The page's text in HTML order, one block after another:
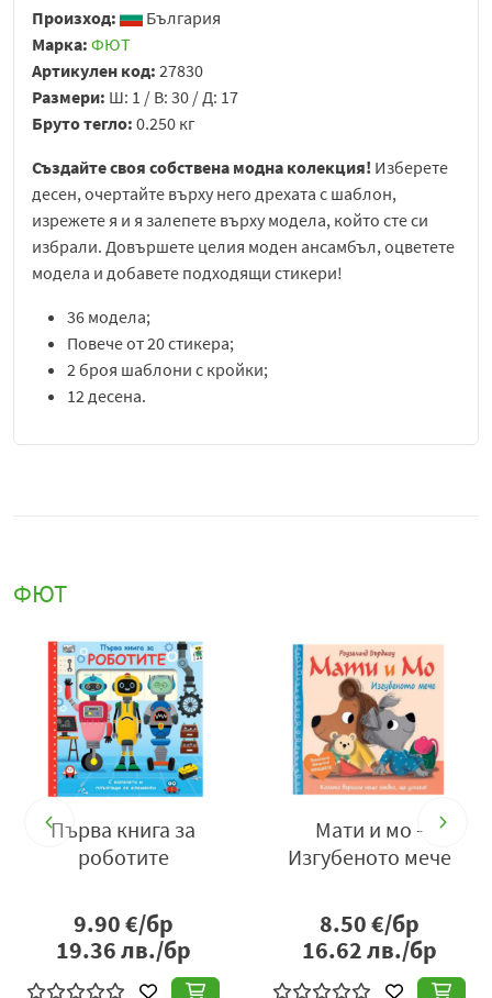
Произход:
България
Марка: ФЮТ
Артикулен код: 27830
Размери: Ш: 1 / В: 30 / Д: 17
Бруто тегло: 0.250 кг
Създайте своя собствена модна колекция! Изберете
десен, очертайте върху него дрехата с шаблон,
изрежете я и я залепете върху модела, който сте си
избрали. Довършете целия моден ансамбъл, оцветете
модела и добавете подходящи стикери!
36 модела;
Повече от 20 стикера;
2 броя шаблони с кройки;
12 десена.
ФЮТ
Първа книга за
роботите
9.90€/бр
19.36лв./бр
Мати и мо -
Изгубеното мече
8.50€/бр
16.62лв./бр